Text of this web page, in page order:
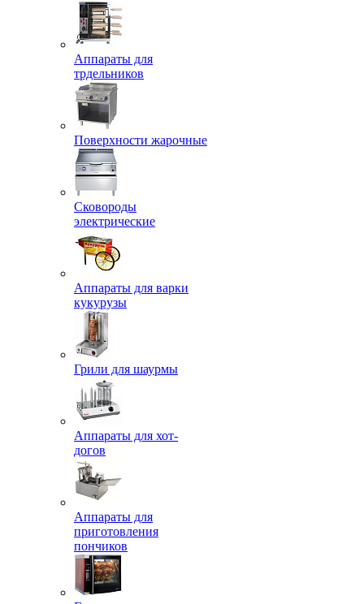
Аппараты для
трдельников
Поверхности жарочные
Сковороды
электрические
Аппараты для варки
кукурузы
Грили для шаурмы
Аппараты для хот-
догов
Аппараты для
приготовления
пончиков